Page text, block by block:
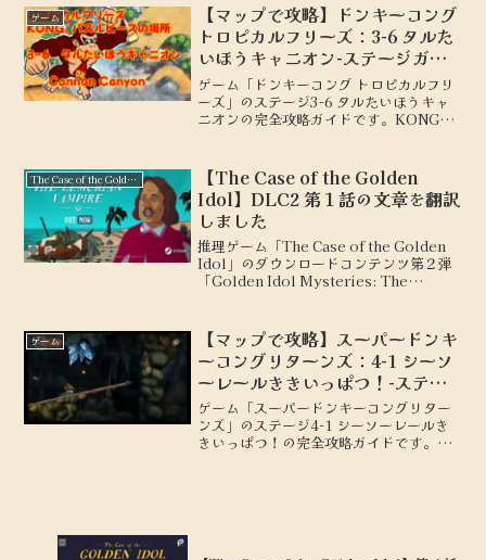
ゲーム
【マップで攻略】ドンキーコング
トロピカルフリーズ：3-6 タルた
いほうキャニオン-ステージガイ
ド
ゲーム「ドンキーコング トロピカルフリ
ーズ」のステージ3-6 タルたいほうキャ
ニオンの完全攻略ガイドです。KONG、
The Case of the Golden Idol
【The Case of the Golden
Idol】DLC2 第１話の文章を翻訳
しました
推理ゲーム「The Case of the Golden
Idol」のダウンロードコンテンツ第２弾
「Golden Idol Mysteries: The
す。・DeepLを使用して翻訳していま
す。・ネタバレは含んでいません。
ゲーム
【マップで攻略】スーパードンキ
ーコングリターンズ：4-1 シーソ
ーレールききいっぱつ！-ステー
ジガイド
ゲーム「スーパードンキーコングリター
ンズ」のステージ4-1 シーソーレールき
きいっぱつ！の完全攻略ガイドです。